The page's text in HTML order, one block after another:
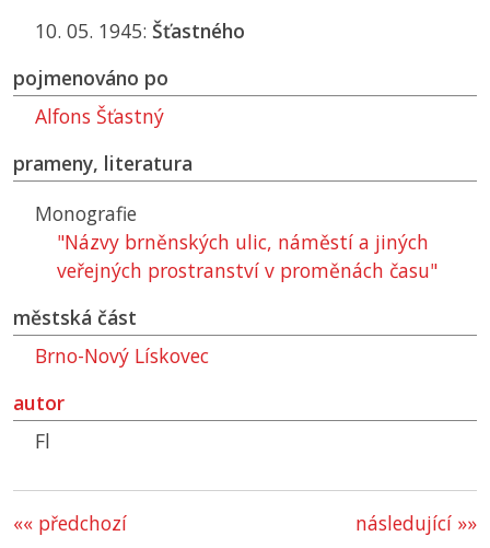
10. 05. 1945: Šťastného
pojmenováno po
Alfons Šťastný
prameny, literatura
Monografie
"Názvy brněnských ulic, náměstí a jiných
veřejných prostranství v proměnách času"
městská část
Brno-Nový Lískovec
autor
Fl
«« předchozí následující »»